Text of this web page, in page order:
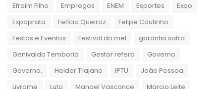
Efraim Filho
Empregos ENEM Esportes
Expo
Expoprata
Felício Queiroz
Felipe Coutinho
Festas e Eventos
Festival do mel
garantia safra
Genivaldo Temborio
Gestor referb
Governo
Governo.
Helder Trajano IPTU
João Pessoa
Livrame
Luto Manoel Vasconce
Marcio Leite